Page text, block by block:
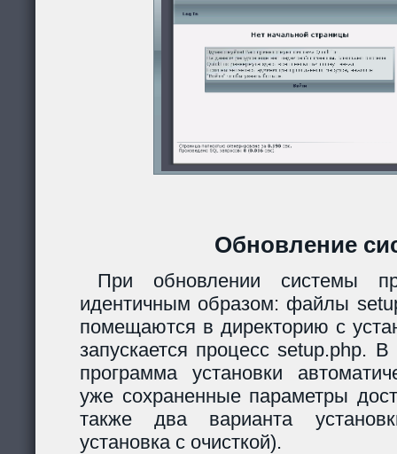
Обновление
При обновлении системы
идентичным образом: файлы
помещаются в директорию с
запускается процесс setup.php.
программа установки
уже сохраненные параметры
также два варианта
установка с очисткой).